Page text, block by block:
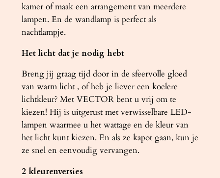
kamer of maak een arrangement van meerdere
lampen. En de wandlamp is perfect als
nachtlampje.
Het licht dat je nodig hebt
Breng jij graag tijd door in de sfeervolle gloed
van warm licht , of heb je liever een koelere
lichtkleur? Met VECTOR bent u vrij om te
kiezen! Hij is uitgerust met verwisselbare LED-
lampen waarmee u het wattage en de kleur van
het licht kunt kiezen. En als ze kapot gaan, kun je
ze snel en eenvoudig vervangen.
2 kleurenversies